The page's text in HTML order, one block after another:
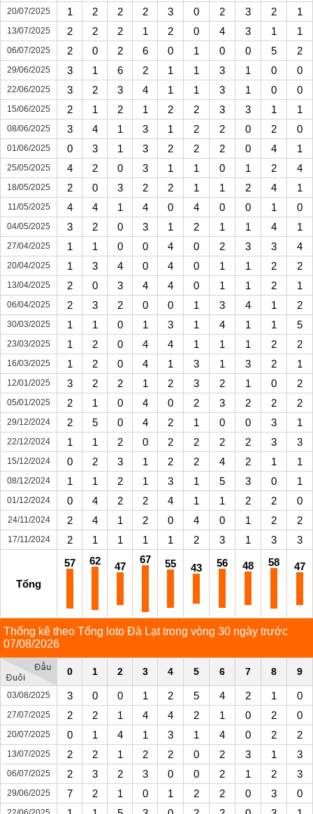
20/07/2025 1 2 2 2 3 0 2 3 2 1
13/07/2025 2 2 2 1 2 0 4 3 1 1
06/07/2025 2 0 2 6 0 1 0 0 5 2
29/06/2025 3 1 6 2 1 1 3 1 0 0
22/06/2025 3 2 3 4 1 1 3 1 0 0
15/06/2025 2 1 2 1 2 2 3 3 1 1
08/06/2025 3 4 1 3 1 2 2 0 2 0
01/06/2025 0 3 1 3 2 2 2 0 4 1
25/05/2025 4 2 0 3 1 1 0 1 2 4
18/05/2025 2 0 3 2 2 1 1 2 4 1
11/05/2025 4 4 1 4 0 4 0 0 1 0
04/05/2025 3 2 0 3 1 2 1 1 4 1
27/04/2025 1 1 0 0 4 0 2 3 3 4
20/04/2025 1 3 4 0 4 0 1 1 2 2
13/04/2025 2 0 3 4 4 0 1 1 2 1
06/04/2025 2 3 2 0 0 1 3 4 1 2
30/03/2025 1 1 0 1 3 1 4 1 1 5
23/03/2025 1 2 0 4 4 1 1 1 2 2
16/03/2025 1 2 0 4 1 3 1 3 2 1
12/01/2025 3 2 2 1 2 3 2 1 0 2
05/01/2025 2 1 0 4 0 2 3 2 2 2
29/12/2024 2 5 0 4 2 1 0 0 3 1
22/12/2024 1 1 2 0 2 2 2 2 3 3
15/12/2024 0 2 3 1 2 2 4 2 1 1
08/12/2024 1 1 2 1 3 1 5 3 0 1
01/12/2024 0 4 2 2 4 1 1 2 2 0
24/11/2024 2 4 1 2 0 4 0 1 2 2
17/11/2024 2 1 1 1 1 2 3 1 3 3
Tổng
57 62 47
67 55 43 56 48 58 47
Thống kê theo Tổng loto Đà Lạt trong vòng 30 ngày trước
07/08/2026
0 1 2 3 4 5 6 7 8 9
03/08/2025 3 0 0 1 2 5 4 2 1 0
27/07/2025 2 2 1 4 4 2 1 0 2 0
20/07/2025 0 1 4 1 3 1 4 0 2 2
13/07/2025 2 2 1 2 2 0 2 3 1 3
06/07/2025 2 3 2 3 0 0 2 1 2 3
29/06/2025 7 2 1 0 1 2 2 0 3 0